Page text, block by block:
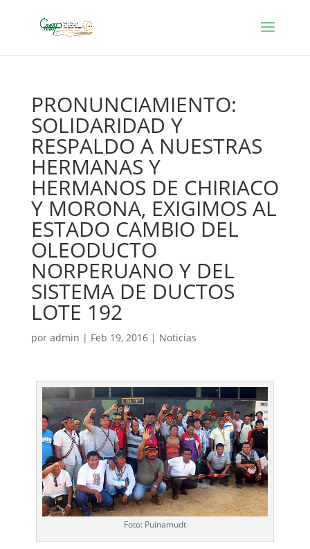
PRONUNCIAMIENTO:
SOLIDARIDAD Y
RESPALDO A NUESTRAS
HERMANAS Y
HERMANOS DE CHIRIACO
Y MORONA, EXIGIMOS AL
ESTADO CAMBIO DEL
OLEODUCTO
NORPERUANO Y DEL
SISTEMA DE DUCTOS
LOTE 192
por admin | Feb 19, 2016| Noticias
Foto: Puinamudt